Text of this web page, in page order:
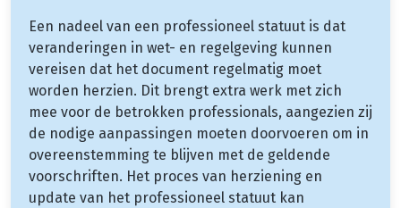
Een nadeel van een professioneel statuut is dat
veranderingen in wet- en regelgeving kunnen
vereisen dat het document regelmatig moet
worden herzien. Dit brengt extra werk met zich
mee voor de betrokken professionals, aangezien zij
de nodige aanpassingen moeten doorvoeren om in
overeenstemming te blijven met de geldende
voorschriften. Het proces van herziening en
update van het professioneel statuut kan